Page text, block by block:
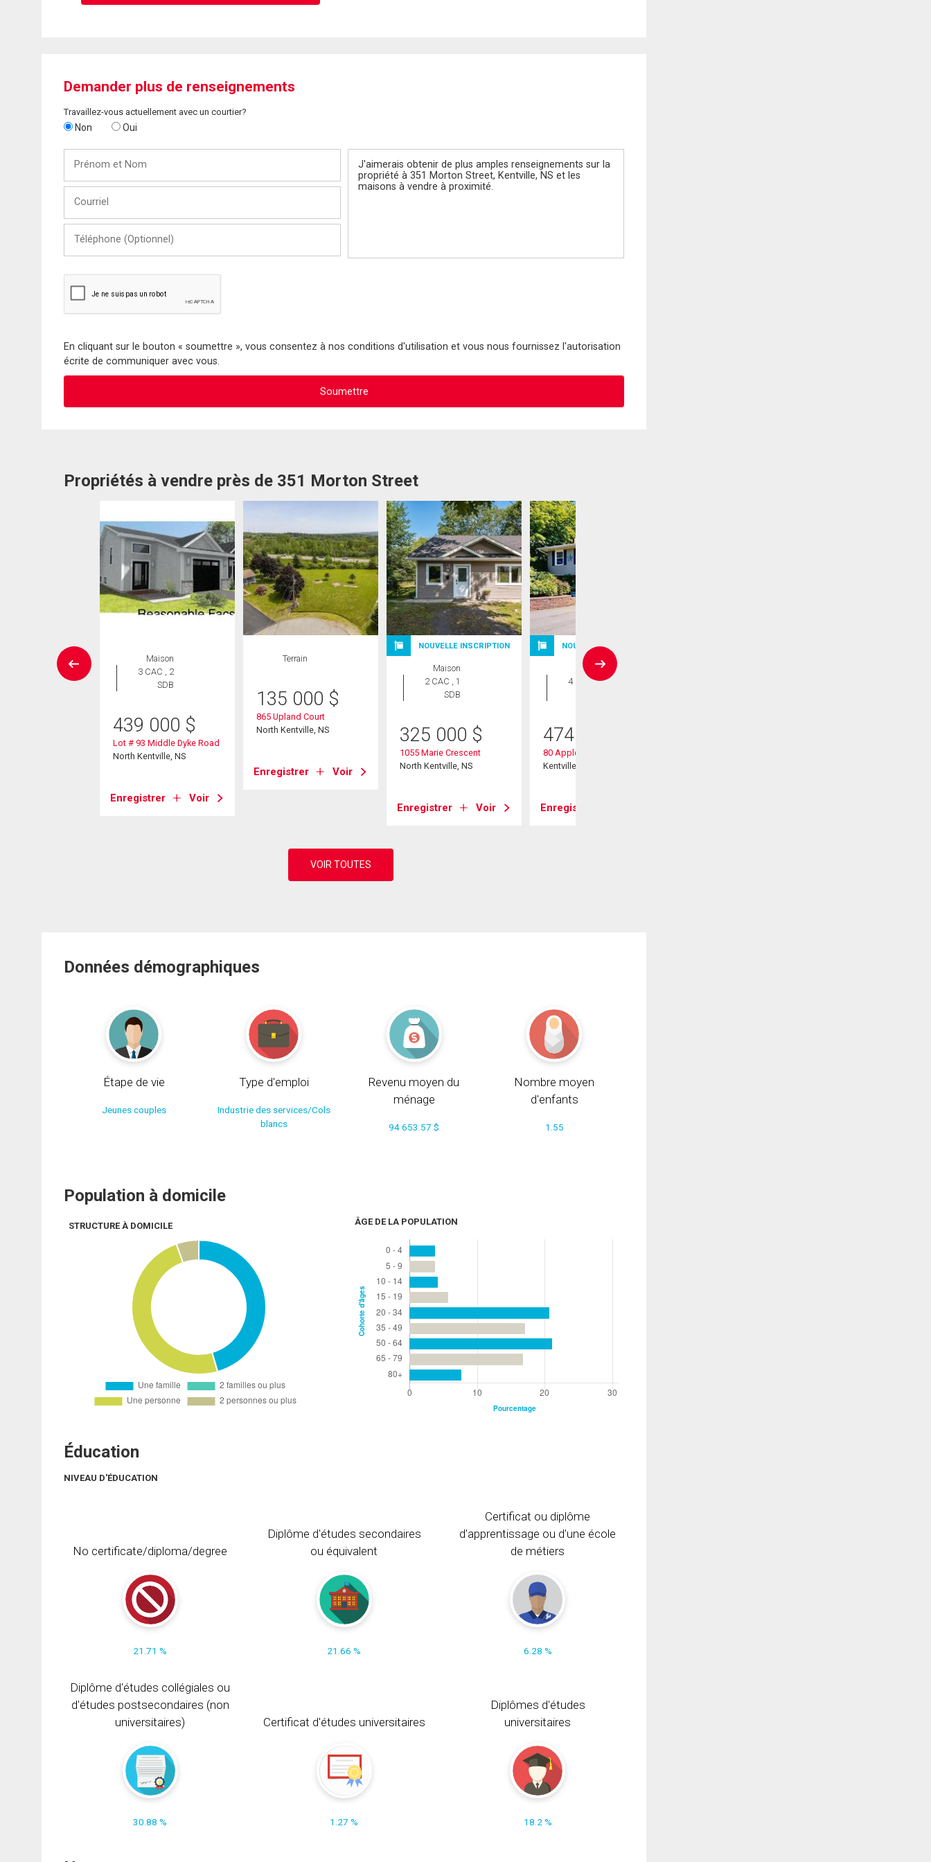
Demander plus de renseignements
Travaillez-vous actuellement avec un courtier?
Non Oui
Nom
(Optionnel)
En cliquant sur le bouton « soumettre », vous consentez à nos conditions d'utilisation et vous nous fournissez l'autorisation
écrite de communiquer avec vous.
Propriétés à vendre près de 351 Morton Street
Maison
3 CAC , 2
SDB
439 000 $
Lot # 93 Middle Dyke Road
North Kentville, NS
Enregistrer Voir
Terrain
135 000 $
865 Upland Court
North Kentville, NS
Enregistrer Voir
NOUVELLE INSCRIPTION
Maison
2 CAC , 1
SDB
325 000 $
1055 Marie Crescent
North Kentville, NS
Enregistrer Voir
NOUVELLE INSCRIPTION
Maison
4 CAC , 2
474 900
80 Apple Tree Lane
Kentville, NS
Enregistrer
Données démographiques
Étape de vie
Jeunes couples
Type d'emploi
Industrie des services/Cols
blancs
Revenu moyen du
ménage
94 653.57 $
Nombre moyen
d'enfants
1.55
Population à domicile
STRUCTURE À DOMICILE ÂGE DE LA POPULATION
Éducation
NIVEAU D'ÉDUCATION
No certificate/diploma/degree
21.71 %
Diplôme d'études secondaires
ou équivalent
21.66 %
Certificat ou diplôme
d'apprentissage ou d'une école
de métiers
6.28 %
Diplôme d'études collégiales ou
d'études postsecondaires (non
universitaires)
30.88 %
Certificat d'études universitaires
1.27 %
Diplômes d'études
universitaires
18.2 %